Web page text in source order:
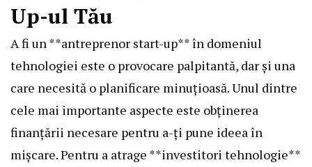
Up-ul Tău
A fi un **antreprenor start-up** în domeniul
tehnologiei este o provocare palpitantă, dar și una
care necesită o planificare minuțioasă. Unul dintre
cele mai importante aspecte este obținerea
finanțării necesare pentru a-ți pune ideea în
mișcare. Pentru a atrage **investitori tehnologie**